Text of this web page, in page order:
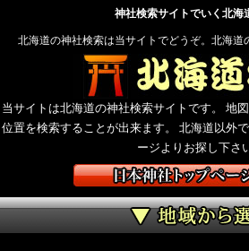
神社検索サイトでいく北海
北海道の神社検索は当サイトでどうぞ。北海道
当サイトは北海道の神社検索サイトです。 地
位置を検索することが出来ます。 北海道以外
ージよりお探し下さ